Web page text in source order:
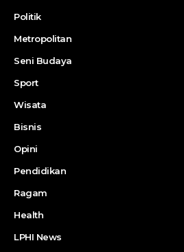
Politik
Metropolitan
Seni Budaya
Sport
Wisata
Bisnis
Opini
Pendidikan
Ragam
Health
LPHI News